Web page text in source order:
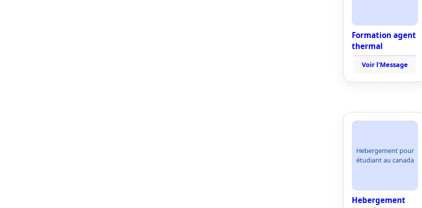
Formation agent
thermal
Voir l'Message
Hebergement pour
étudiant au canada
Hebergement